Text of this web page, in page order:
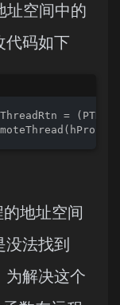
址空间中的
代码如下
=
地址空间
没法找到
为解决这个